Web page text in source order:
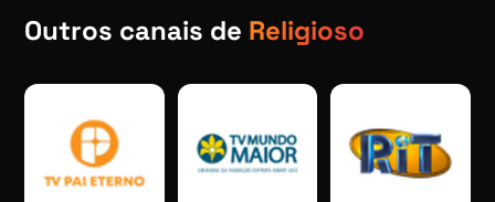
Outros canais de Religioso